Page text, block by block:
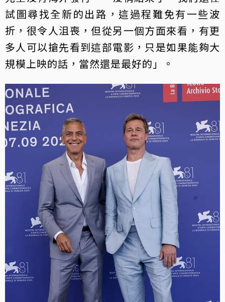
試圖尋找全新的出路，這過程難免有一些波
折，很令人沮喪，但從另一個方面來看，有更
多人可以搶先看到這部電影，只是如果能夠大
規模上映的話，當然還是最好的」。